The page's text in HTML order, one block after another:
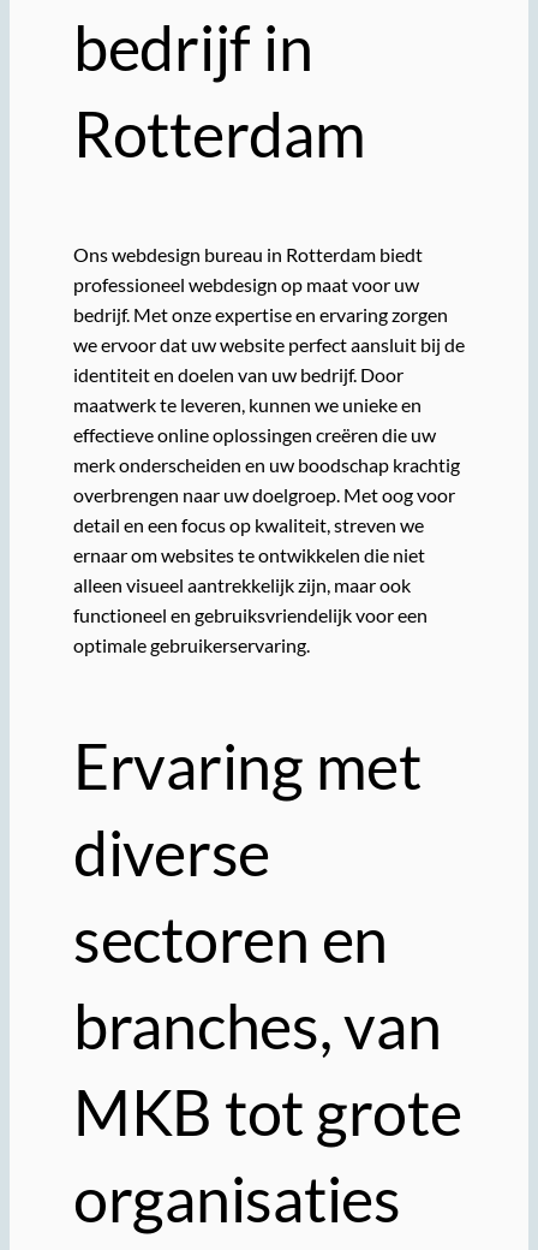
bedrijf in
Rotterdam
Ons webdesign bureau in Rotterdam biedt
professioneel webdesign op maat voor uw
bedrijf. Met onze expertise en ervaring zorgen
we ervoor dat uw website perfect aansluit bij de
identiteit en doelen van uw bedrijf. Door
maatwerk te leveren, kunnen we unieke en
effectieve online oplossingen creëren die uw
merk onderscheiden en uw boodschap krachtig
overbrengen naar uw doelgroep. Met oog voor
detail en een focus op kwaliteit, streven we
ernaar om websites te ontwikkelen die niet
alleen visueel aantrekkelijk zijn, maar ook
functioneel en gebruiksvriendelijk voor een
optimale gebruikerservaring.
Ervaring met
diverse
sectoren en
branches, van
MKB tot grote
organisaties